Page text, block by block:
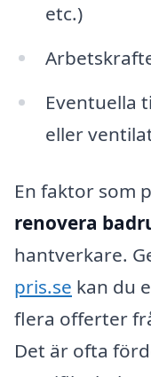
etc.)
Eventuella
eller
En faktor som
renovera
hantverkare.
pris.se kan du
flera offerter
Det är ofta